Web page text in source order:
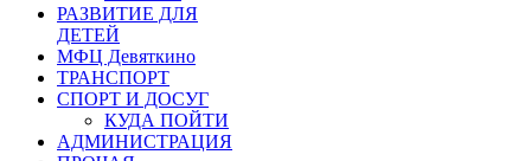
РАЗВИТИЕ ДЛЯ
ДЕТЕЙ
МФЦ Девяткино
ТРАНСПОРТ
СПОРТ И ДОСУГ
КУДА ПОЙТИ
АДМИНИСТРАЦИЯ